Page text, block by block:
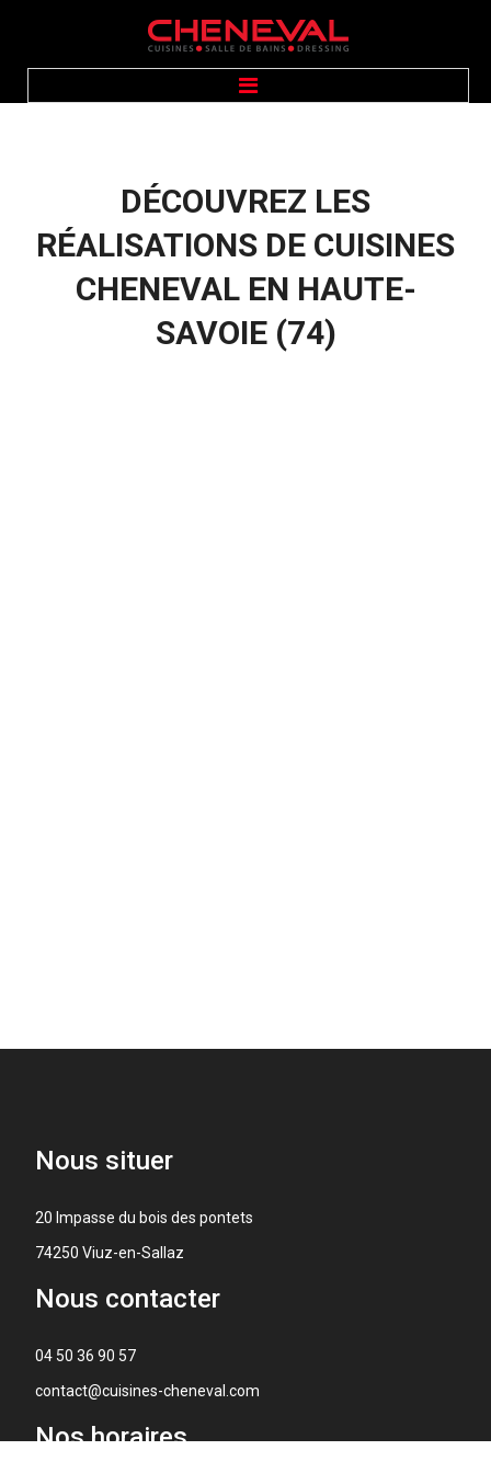
ÉQUIPEMENTS
GALERIE PHOTOS
CONTACT
DÉCOUVREZ LES
RÉALISATIONS DE CUISINES
CHENEVAL EN HAUTE-
SAVOIE (74)
Nous situer
20 Impasse du bois des pontets
74250 Viuz-en-Sallaz
Nous contacter
04 50 36 90 57
contact@cuisines-cheneval.com
Nos horaires